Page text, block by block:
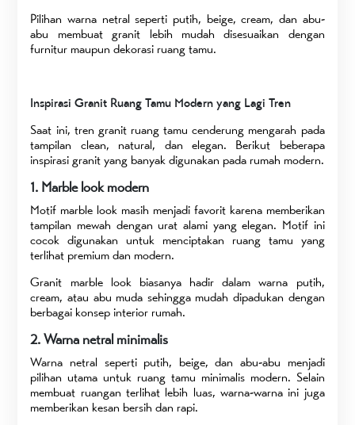
Pilihan warna netral seperti putih, beige, cream, dan abu-
abu membuat granit lebih mudah disesuaikan dengan
furnitur maupun dekorasi ruang tamu.
Inspirasi Granit Ruang Tamu Modern yang Lagi Tren
Saat ini, tren granit ruang tamu cenderung mengarah pada
tampilan clean, natural, dan elegan. Berikut beberapa
inspirasi granit yang banyak digunakan pada rumah modern.
1. Marble look modern
Motif marble look masih menjadi favorit karena memberikan
tampilan mewah dengan urat alami yang elegan. Motif ini
cocok digunakan untuk menciptakan ruang tamu yang
terlihat premium dan modern.
Granit marble look biasanya hadir dalam warna putih,
cream, atau abu muda sehingga mudah dipadukan dengan
berbagai konsep interior rumah.
2. Warna netral minimalis
Warna netral seperti putih, beige, dan abu-abu menjadi
pilihan utama untuk ruang tamu minimalis modern. Selain
membuat ruangan terlihat lebih luas, warna-warna ini juga
memberikan kesan bersih dan rapi.